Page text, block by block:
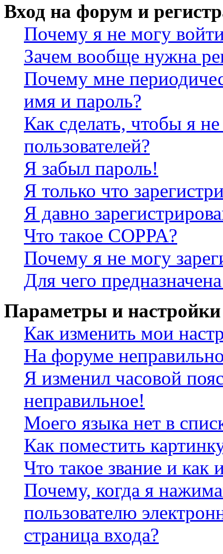
Вход на форум и
Почему я не могу
Зачем вообще нужна
Почему мне
имя и пароль?
Как сделать, чтобы я
пользователей?
Я забыл пароль!
Я только что
Я давно
Что такое COPPA?
Почему я не могу
Для чего
Параметры и настройки
Как изменить мои
На форуме
Я изменил часовой
неправильное!
Моего языка нет в
Как поместить
Что такое звание и как
Почему, когда я
пользователю
страница входа?